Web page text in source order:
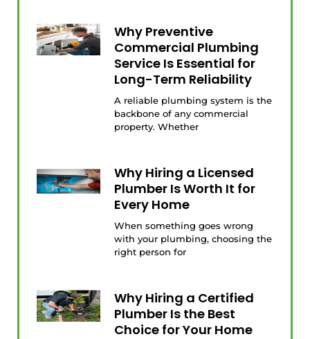
Why Preventive
Commercial Plumbing
Service Is Essential for
Long-Term Reliability
A reliable plumbing system is the
backbone of any commercial
property. Whether
Why Hiring a Licensed
Plumber Is Worth It for
Every Home
When something goes wrong
with your plumbing, choosing the
right person for
Why Hiring a Certified
Plumber Is the Best
Choice for Your Home